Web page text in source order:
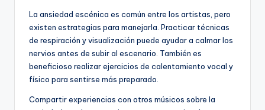
La ansiedad escénica es común entre los artistas, pero
existen estrategias para manejarla. Practicar técnicas
de respiración y visualización puede ayudar a calmar los
nervios antes de subir al escenario. También es
beneficioso realizar ejercicios de calentamiento vocal y
físico para sentirse más preparado.
Compartir experiencias con otros músicos sobre la